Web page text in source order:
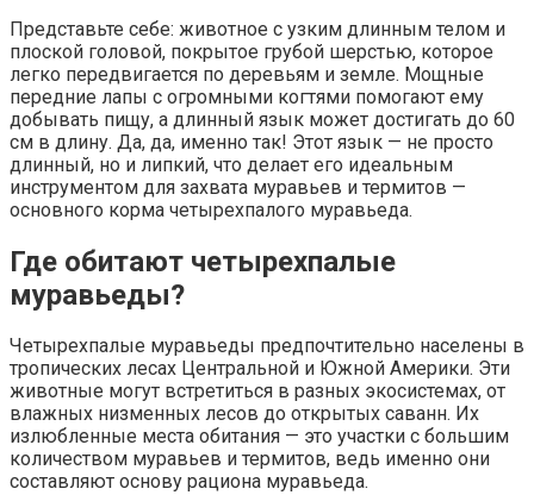
Представьте себе: животное с узким длинным телом и
плоской головой, покрытое грубой шерстью, которое
легко передвигается по деревьям и земле. Мощные
передние лапы с огромными когтями помогают ему
добывать пищу, а длинный язык может достигать до 60
см в длину. Да, да, именно так! Этот язык — не просто
длинный, но и липкий, что делает его идеальным
инструментом для захвата муравьев и термитов —
основного корма четырехпалого муравьеда.
Где обитают четырехпалые
муравьеды?
Четырехпалые муравьеды предпочтительно населены в
тропических лесах Центральной и Южной Америки. Эти
животные могут встретиться в разных экосистемах, от
влажных низменных лесов до открытых саванн. Их
излюбленные места обитания — это участки с большим
количеством муравьев и термитов, ведь именно они
составляют основу рациона муравьеда.